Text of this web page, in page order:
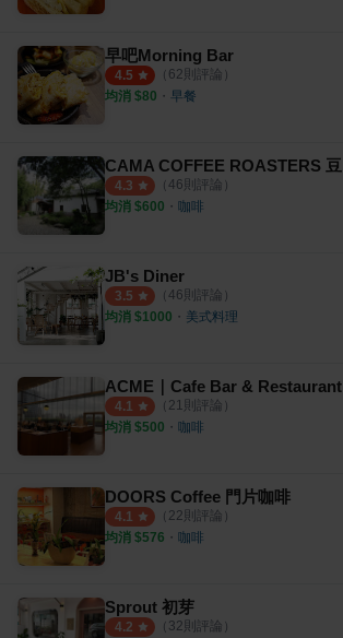
早吧Morning Bar
4.5 （ 62則評論）
均消 $80 ・ 早餐
4.3 （ 46則評論）
均消 $600 ・ 咖啡
JB's Diner
3.5 （ 46則評論）
均消 $1000 ・ 美式料理
ACME｜Cafe Bar & Restaurant
4.1 （ 21則評論）
均消 $500 ・ 咖啡
DOORS Coffee 門片咖啡
4.1 （ 22則評論）
均消 $576 ・ 咖啡
Sprout 初芽
4.2 （ 32則評論）